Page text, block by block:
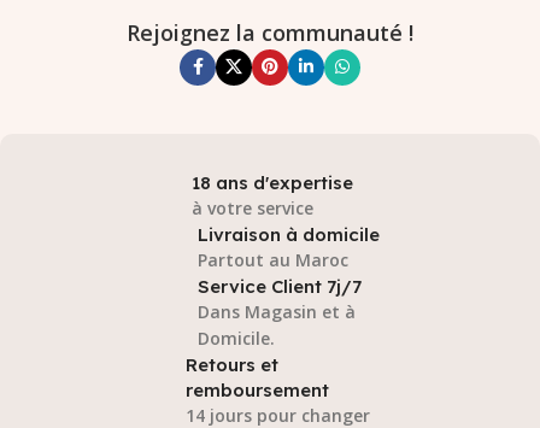
Rejoignez la communauté !
18 ans d'expertise
à votre service
Livraison à domicile
Partout au Maroc
Service Client 7j/7
Dans Magasin et à
Domicile.
Retours et
remboursement
14 jours pour changer